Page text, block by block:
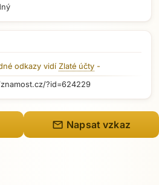
odkazy vidí Zlaté účty -
?id=624229
mail Napsat vzkaz